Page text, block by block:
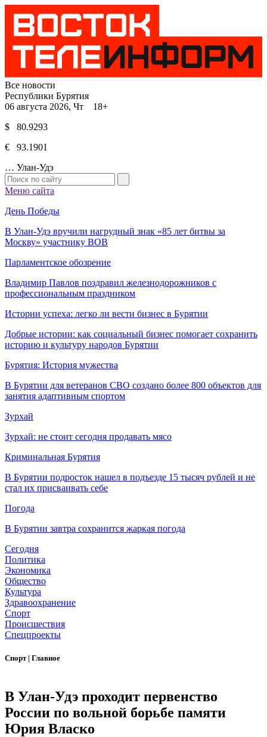
Все новости
Республики Бурятия
06 августа 2026, Чт 18+
$ 80.9293
€ 93.1901
… Улан-Удэ
Меню сайта
День Победы
В Улан-Удэ вручили нагрудный знак «85 лет битвы за
Москву» участнику ВОВ
Парламентское обозрение
Владимир Павлов поздравил железнодорожников с
профессиональным праздником
Истории успеха: легко ли вести бизнес в Бурятии
Добрые истории: как социальный бизнес помогает сохранить
историю и культуру народов Бурятии
Бурятия: История мужества
В Бурятии для ветеранов СВО создано более 800 объектов для
занятия адаптивным спортом
Зурхай
Зурхай: не стоит сегодня продавать мясо
Криминальная Бурятия
В Бурятии подросток нашел в подъезде 15 тысяч рублей и не
стал их присваивать себе
Погода
В Бурятии завтра сохранится жаркая погода
Сегодня
Политика
Экономика
Общество
Культура
Здравоохранение
Спорт
Происшествия
Спецпроекты
Спорт | Главное
В Улан-Удэ проходит первенство
России по вольной борьбе памяти
Юрия Власко